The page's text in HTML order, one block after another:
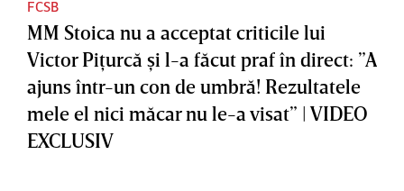
FCSB
MM Stoica nu a acceptat criticile lui
Victor Piţurcă şi l-a făcut praf în direct: ”A
ajuns într-un con de umbră! Rezultatele
mele el nici măcar nu le-a visat” | VIDEO
EXCLUSIV